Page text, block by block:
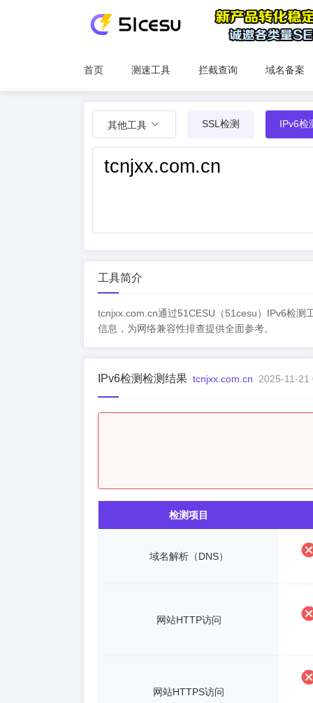
首页 测速工具 拦截查询 域名备案
其他工具 SSL检测 IPv6检
工具简介
tcnjxx.com.cn通过51CESU（51cesu）IPv6检测
信息，为网络兼容性排查提供全面参考。
IPv6检测检测结果 tcnjxx.com.cn 2025-11-21
检测项目
域名解析（DNS）
网站HTTP访问
网站HTTPS访问